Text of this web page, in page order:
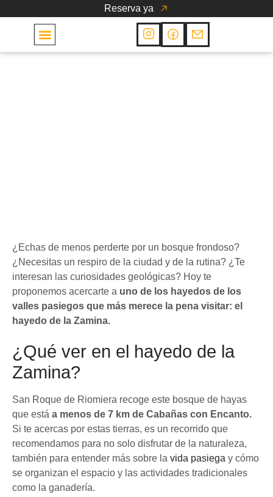
Reserva ya
¿Echas de menos perderte por un bosque frondoso?
¿Necesitas un respiro de la ciudad y de la rutina? ¿Te
interesan las curiosidades geológicas? Hoy te
proponemos acercarte a uno de los hayedos de los
valles pasiegos que más merece la pena visitar: el
hayedo de la Zamina.
¿Qué ver en el hayedo de la
Zamina?
San Roque de Riomiera recoge este bosque de hayas
que está a menos de 7 km de Cabañas con Encanto.
Si te acercas por estas tierras, es un recorrido que
recomendamos para no solo disfrutar de la naturaleza,
también para entender más sobre la vida pasiega y cómo
se organizan el espacio y las actividades tradicionales
como la ganadería.